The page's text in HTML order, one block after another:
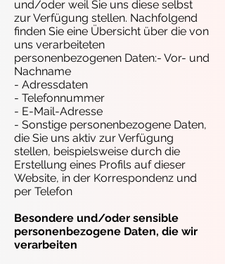
und/oder weil Sie uns diese selbst
zur Verfügung stellen. Nachfolgend
finden Sie eine Übersicht über die von
uns verarbeiteten
personenbezogenen Daten:- Vor- und
Nachname
- Adressdaten
- Telefonnummer
- E-Mail-Adresse
- Sonstige personenbezogene Daten,
die Sie uns aktiv zur Verfügung
stellen, beispielsweise durch die
Erstellung eines Profils auf dieser
Website, in der Korrespondenz und
per Telefon
Besondere und/oder sensible
personenbezogene Daten, die wir
verarbeiten